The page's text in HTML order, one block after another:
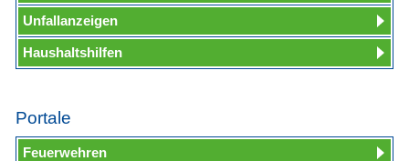
Unfallanzeigen
Haushaltshilfen
Portale
Feuerwehren